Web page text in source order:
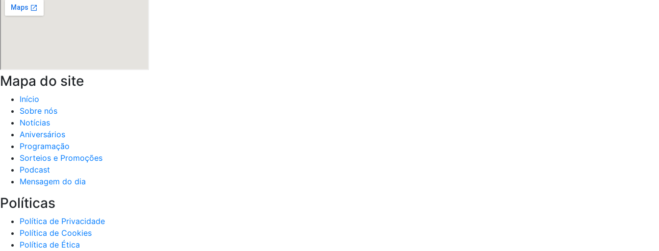
Mapa do site
Início
Sobre nós
Notícias
Aniversários
Programação
Sorteios e Promoções
Podcast
Mensagem do dia
Políticas
Política de Privacidade
Política de Cookies
Política de Ética